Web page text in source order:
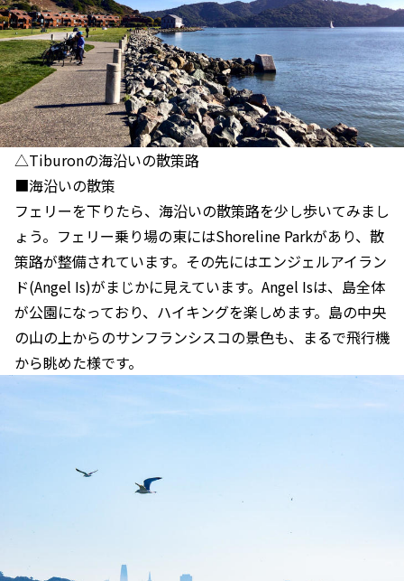
△Tiburonの海沿いの散策路
■海沿いの散策
フェリーを下りたら、海沿いの散策路を少し歩いてみまし
ょう。フェリー乗り場の東にはShoreline Parkがあり、散
策路が整備されています。その先にはエンジェルアイラン
ド(Angel Is)がまじかに見えています。Angel Isは、島全体
が公園になっており、ハイキングを楽しめます。島の中央
の山の上からのサンフランシスコの景色も、まるで飛行機
から眺めた様です。